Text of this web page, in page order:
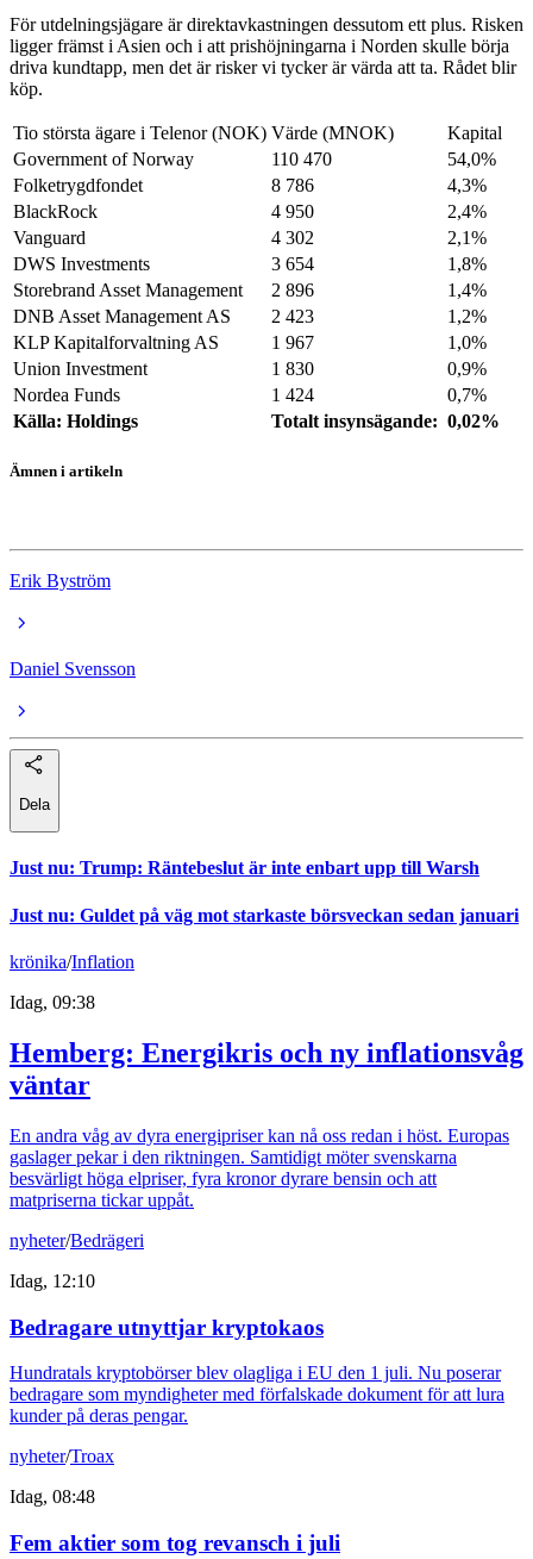
För utdelningsjägare är direktavkastningen dessutom ett plus. Risken
ligger främst i Asien och i att prishöjningarna i Norden skulle börja
driva kundtapp, men det är risker vi tycker är värda att ta. Rådet blir
köp.
Tio största ägare i Telenor (NOK) Värde (MNOK)
Kapital
Government of Norway
110 470
54,0%
Folketrygdfondet
8 786
4,3%
BlackRock
4 950
2,4%
Vanguard
4 302
2,1%
DWS Investments
3 654
1,8%
Storebrand Asset Management
2 896
1,4%
DNB Asset Management AS
2 423
1,2%
KLP Kapitalforvaltning AS
1 967
1,0%
Union Investment
1 830
0,9%
Nordea Funds
1 424
0,7%
Källa: Holdings
Totalt insynsägande: 0,02%
Ämnen i artikeln
Erik Byström
Daniel Svensson
Dela
Just nu: Trump: Räntebeslut är inte enbart upp till Warsh
Just nu: Guldet på väg mot starkaste börsveckan sedan januari
krönika/Inflation
Idag, 09:38
Hemberg: Energikris och ny inflationsvåg
väntar
En andra våg av dyra energipriser kan nå oss redan i höst. Europas
gaslager pekar i den riktningen. Samtidigt möter svenskarna
besvärligt höga elpriser, fyra kronor dyrare bensin och att
matpriserna tickar uppåt.
nyheter/Bedrägeri
Idag, 12:10
Bedragare utnyttjar kryptokaos
Hundratals kryptobörser blev olagliga i EU den 1 juli. Nu poserar
bedragare som myndigheter med förfalskade dokument för att lura
kunder på deras pengar.
nyheter/Troax
Idag, 08:48
Fem aktier som tog revansch i juli